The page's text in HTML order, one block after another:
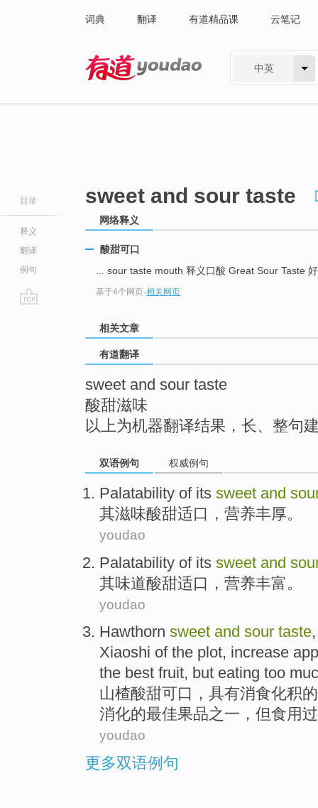
词典 翻译 有道精品课 云笔记
中英
目录
释义
翻译
例句
sweet and sour taste
网络释义
酸甜可口
... sour taste mouth 释义口酸 Great Sour Taste
基于4个网页-相关网页
相关文章
有道翻译
sweet and sour taste
酸甜滋味
以上为机器翻译结果，长、整句
双语例句 权威例句
Palatability of its sweet and
其滋味酸甜适口 ， 营养丰厚。
youdao
Palatability of its sweet and
其味道酸甜适口 ， 营养丰富。
youdao
Hawthorn sweet and sour taste
Xiaoshi of the plot, increase
the best fruit, but eating too
山楂酸甜可口 ， 具有消食化积的
消化的最佳果品之一 ， 但食用
youdao
更多双语例句